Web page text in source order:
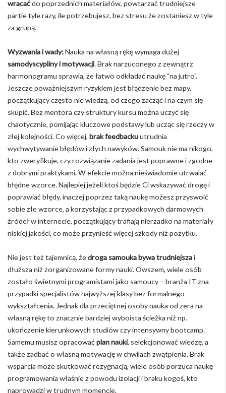
wracaćdo poprzednich materiałów, powtarzać trudniejsze
partie tyle razy, ile potrzebujesz, bez stresu że zostaniesz w tyle
za grupą.
Wyzwania i wady:Nauka na własną rękę wymaga dużej
samodyscypliny i motywacji. Brak narzuconego z zewnątrz
harmonogramu sprawia, że łatwo odkładać naukę "na jutro".
Jeszcze poważniejszym ryzykiem jest błądzenie bez mapy,
początkujący często nie wiedzą, od czego zacząć i na czym się
skupić. Bez mentora czy struktury kursu można uczyć się
chaotycznie, pomijając kluczowe podstawy lub ucząc się rzeczy w
złej kolejności. Co więcej, brak feedbackuutrudnia
wychwytywanie błędów i złych nawyków. Samouk nie ma nikogo,
kto zweryfikuje, czy rozwiązanie zadania jest poprawne i zgodne
z dobrymi praktykami. W efekcie można nieświadomie utrwalać
błędne wzorce. Najlepiej jeżeli ktoś będzie Ci wskazywać drogę i
poprawiać błędy, inaczej poprzez taką naukę możesz przyswoić
sobie złe wzorce, a korzystając z przypadkowych darmowych
źródeł w internecie, początkujący trafiają nierzadko na materiały
niskiej jakości, co może przynieść więcej szkody niż pożytku.
Nie jest też tajemnicą, żedroga samouka bywa trudniejszai
dłuższa niż zorganizowane formy nauki. Owszem, wiele osób
zostało świetnymi programistami jako samoucy – branża IT zna
przypadki specjalistów najwyższej klasy bez formalnego
wykształcenia. Jednak dla przeciętnej osoby nauka od zera na
własną rękę to znacznie bardziej wyboista ścieżka niż np.
ukończenie kierunkowych studiów czy intensywny bootcamp.
Samemu musisz opracować plan nauki, selekcjonować wiedzę, a
także zadbać o własną motywację w chwilach zwątpienia. Brak
wsparcia może skutkować rezygnacją, wiele osób porzuca naukę
programowania właśnie z powodu izolacji i braku kogoś, kto
naprowadzi w trudnym momencie.